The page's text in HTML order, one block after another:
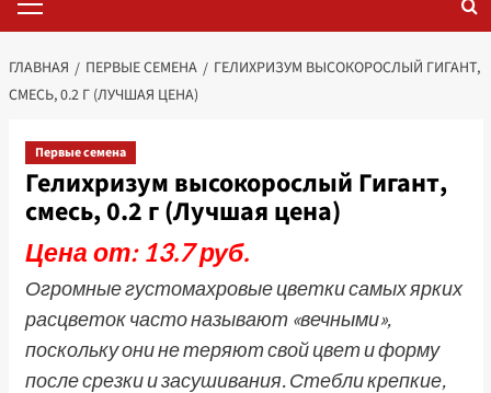
меню
ГЛАВНАЯ ПЕРВЫЕ СЕМЕНА
ГЕЛИХРИЗУМ ВЫСОКОРОСЛЫЙ ГИГАНТ,
СМЕСЬ, 0.2 Г (ЛУЧШАЯ ЦЕНА)
Первые семена
Гелихризум высокорослый Гигант,
смесь, 0.2 г (Лучшая цена)
Цена от: 13.7 руб.
Огромные густомахровые цветки самых ярких
расцветок часто называют «вечными»,
поскольку они не теряют свой цвет и форму
после срезки и засушивания. Стебли крепкие,